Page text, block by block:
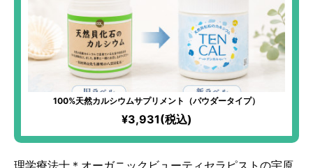
100%天然カルシウムサプリメント（パウダータイプ）
¥3,931(税込)
理学療法士＊オーガニックビューティセラピストの宇原